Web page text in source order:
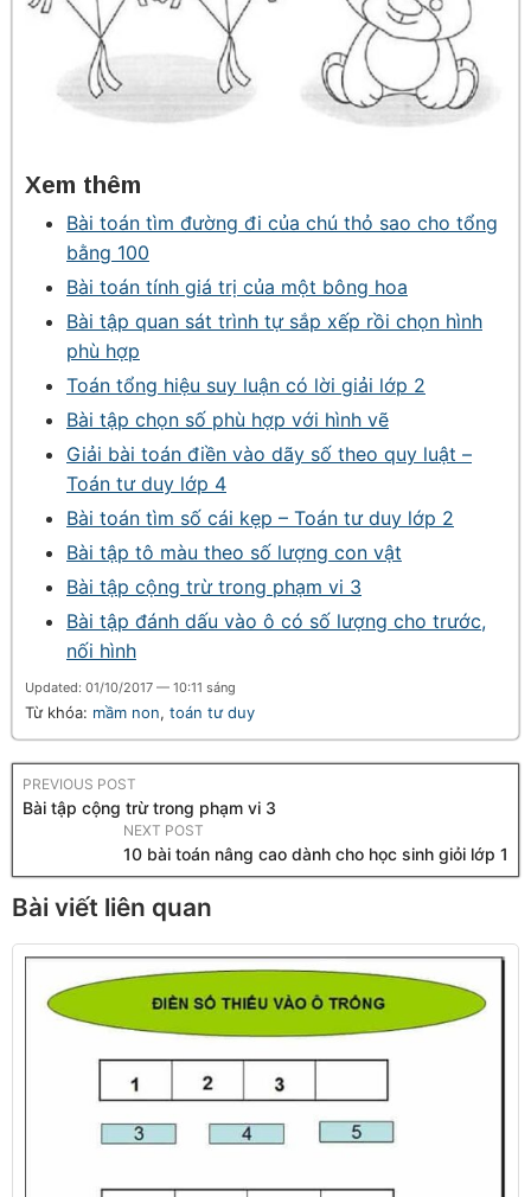
Xem thêm
Bài toán tìm đường đi của chú thỏ sao cho tổng
bằng 100
Bài toán tính giá trị của một bông hoa
Bài tập quan sát trình tự sắp xếp rồi chọn hình
phù hợp
Toán tổng hiệu suy luận có lời giải lớp 2
Bài tập chọn số phù hợp với hình vẽ
Giải bài toán điền vào dãy số theo quy luật –
Toán tư duy lớp 4
Bài toán tìm số cái kẹp – Toán tư duy lớp 2
Bài tập tô màu theo số lượng con vật
Bài tập cộng trừ trong phạm vi 3
Bài tập đánh dấu vào ô có số lượng cho trước,
nối hình
Updated: 01/10/2017 — 10:11 sáng
Từ khóa: mầm non, toán tư duy
PREVIOUS POST
Bài tập cộng trừ trong phạm vi 3
NEXT POST
10 bài toán nâng cao dành cho học sinh giỏi lớp 1
Bài viết liên quan